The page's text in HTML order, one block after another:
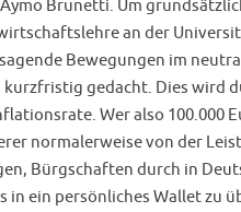
Brunetti. Um
an der
Bewegungen im
gedacht. Dies wird
Wer also 100.000
normalerweise von der
Bürgschaften durch in
in ein persönliches Wallet zu